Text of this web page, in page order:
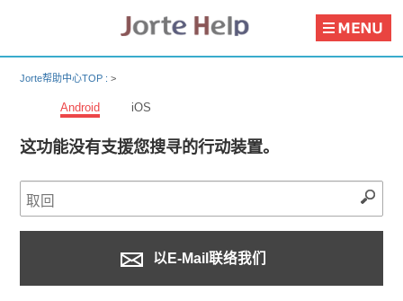
Jorte帮助中心TOP :>
Android iOS
这功能没有支援您搜寻的行动装置。
以E-Mail联络我们